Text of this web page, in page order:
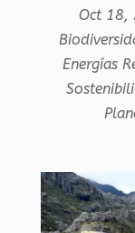
Oct 18,
Energías